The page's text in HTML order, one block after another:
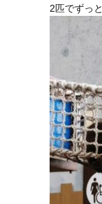
2匹でずっ